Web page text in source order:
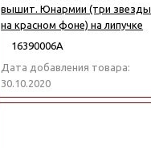
вышит. Юнармии (три звезды
на красном фоне) на липучке
16390006А
Дата добавления товара:
30.10.2020